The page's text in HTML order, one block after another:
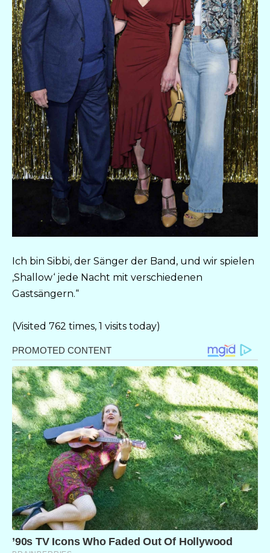
Ich bin Sibbi, der Sänger der Band, und wir spielen
‚Shallow‘ jede Nacht mit verschiedenen
Gastsängern.“
(Visited 762 times, 1 visits today)